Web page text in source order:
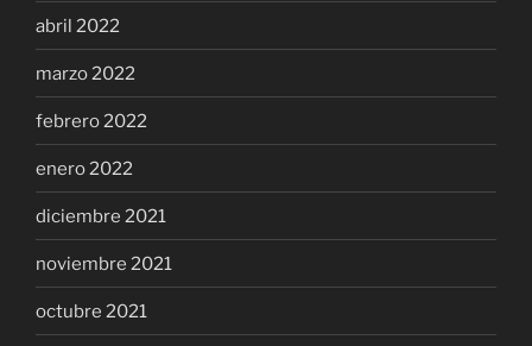
abril 2022
marzo 2022
febrero 2022
enero 2022
diciembre 2021
noviembre 2021
octubre 2021